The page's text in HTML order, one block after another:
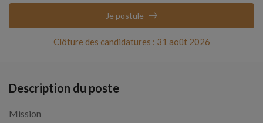
Clôture des candidatures : 31 août 2026
Je postule
Description du poste
Mission